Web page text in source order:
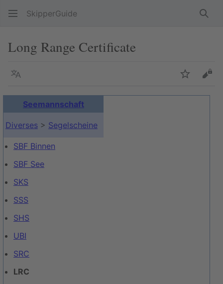
SkipperGuide
Long Range Certificate
Sprache
Seemannschaft
Diverses > Segelscheine
SBF Binnen
SBF See
SKS
SSS
SHS
UBI
SRC
LRC